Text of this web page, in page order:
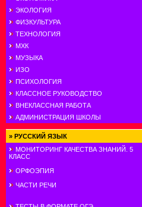
ЭКОЛОГИЯ
ФИЗКУЛЬТУРА
ТЕХНОЛОГИЯ
МХК
МУЗЫКА
ИЗО
ПСИХОЛОГИЯ
КЛАССНОЕ РУКОВОДСТВО
ВНЕКЛАССНАЯ РАБОТА
АДМИНИСТРАЦИЯ ШКОЛЫ
» РУССКИЙ ЯЗЫК
МОНИТОРИНГ КАЧЕСТВА ЗНАНИЙ. 5
КЛАСС
ОРФОЭПИЯ
ЧАСТИ РЕЧИ